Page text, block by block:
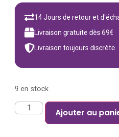
14 Jours de retour et
Livraison gratuite dès 69€
Livraison toujours discrète
9 en stock
Ajouter au